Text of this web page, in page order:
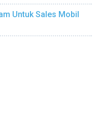
Untuk Sales Mobil